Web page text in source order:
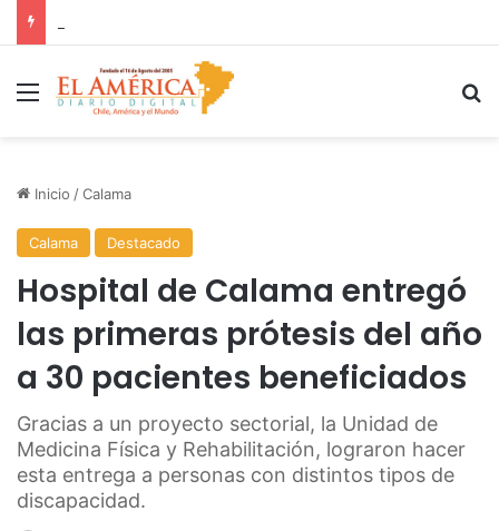
Menú
Inicio /Calama
Calama Destacado
Hospital de Calama entregó
las primeras prótesis del año
a 30 pacientes beneficiados
Gracias a un proyecto sectorial, la Unidad de
Medicina Física y Rehabilitación, lograron hacer
esta entrega a personas con distintos tipos de
discapacidad.